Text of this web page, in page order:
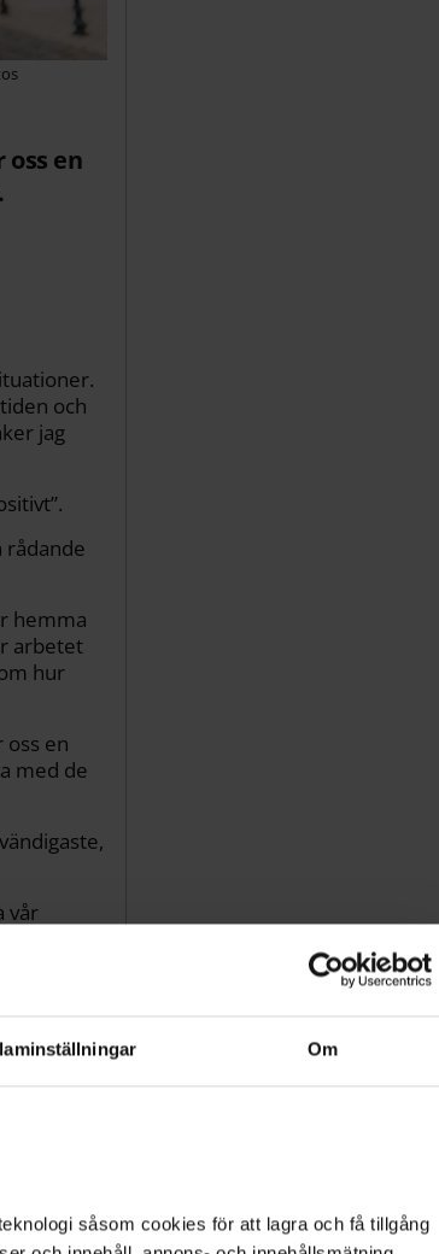
Om
såsom cookies för att lagra och få tillgång
en
och
jag
rådande
hemma
arbetet
hur
en
med de
vår